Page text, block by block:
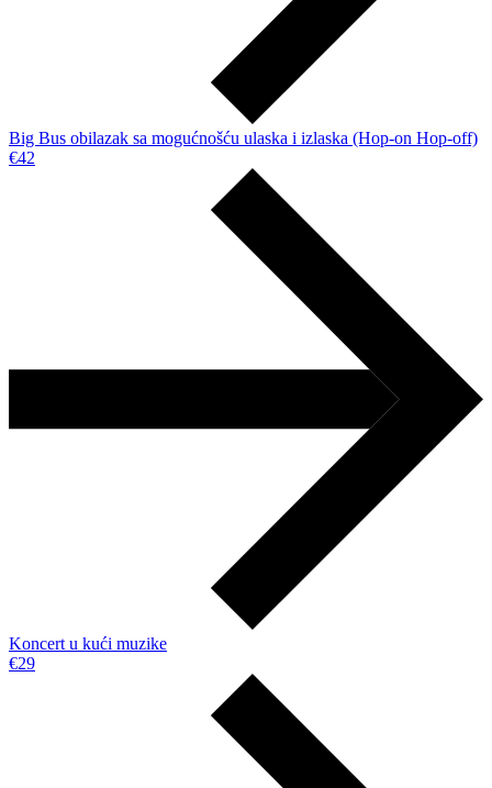
Big Bus obilazak sa mogućnošću ulaska i izlaska (Hop-on Hop-off)
€42
Koncert u kući muzike
€29